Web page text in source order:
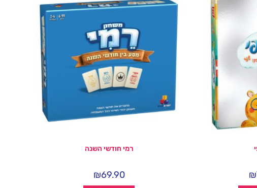
₪
רמי חודשי השנה
₪69.90